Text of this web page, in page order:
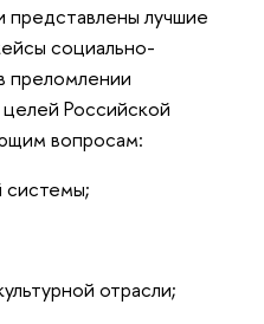
лучшие
социально-
преломлении
Российской
вопросам:
системы;
отрасли;